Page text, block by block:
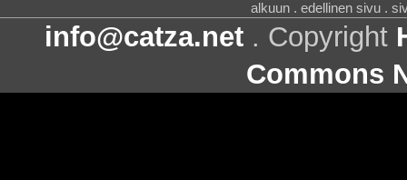
alkuun . edellinen sivu .
info@catza.net . Copyright
Commons